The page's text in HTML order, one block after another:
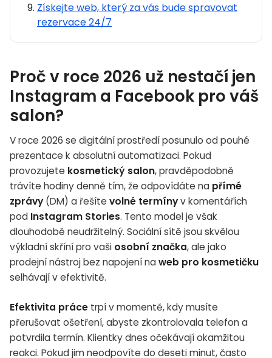
Získejte web, který za vás bude spravovat
rezervace 24/7
Proč v roce 2026 už nestačí jen
Instagram a Facebook pro váš
salon?
V roce 2026 se digitální prostředí posunulo od pouhé
prezentace k absolutní automatizaci. Pokud
provozujete kosmetický salon, pravděpodobně
trávíte hodiny denně tím, že odpovídáte na přímé
zprávy(DM) a řešíte volné termínyv komentářích
pod Instagram Stories. Tento model je však
dlouhodobě neudržitelný. Sociální sítě jsou skvělou
výkladní skříní pro vaši osobní značka, ale jako
prodejní nástroj bez napojení naweb pro kosmetičku
selhávají v efektivitě.
Efektivita práce trpí v momentě, kdy musíte
přerušovat ošetření, abyste zkontrolovala telefon a
potvrdila termín. Klientky dnes očekávají okamžitou
reakci. Pokud jim neodpovíte do deseti minut, často